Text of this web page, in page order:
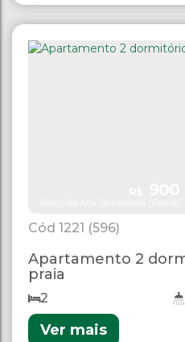
1221 (596)
Apartamento 2
praia
2
Ver mais